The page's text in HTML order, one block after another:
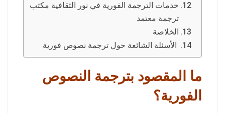
خدمات الترجمة الفورية في نور الثقافية مكتب
ترجمة معتمد
الخلاصة
الأسئلة الشائعة حول ترجمة نصوص فورية
ما المقصود بترجمة النصوص
الفورية؟